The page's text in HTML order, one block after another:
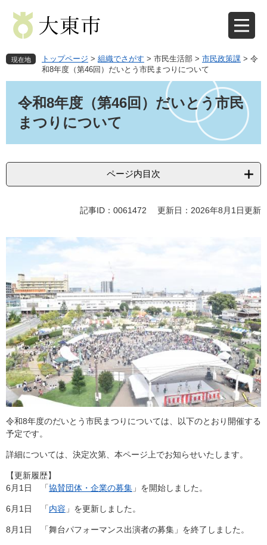
先
で
を
ば
へ
現在地 トップページ > 組織でさがす > 市民生活部 > 市民政策課 > 令
和8年度（第46回）だいとう市民まつりについて
令和8年度（第46回）だいとう市民
まつりについて
ページ内目次
記事ID：0061472 更新日：2026年8月1日更新
令和8年度のだいとう市民まつりについては、以下のとおり開催する
予定です。
詳細については、決定次第、本ページ上でお知らせいたします。
【更新履歴】
6月1日 「協賛団体・企業の募集 」を開始しました。
6月1日 「内容 」を更新しました。
8月1日 「舞台パフォーマンス出演者の募集」を終了しました。